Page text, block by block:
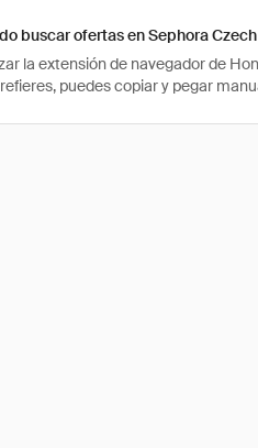
buscar ofertas en Sephora
la extensión de navegador de
puedes copiar y pegar